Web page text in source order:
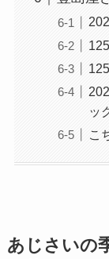
ッ
こ
あじさいの